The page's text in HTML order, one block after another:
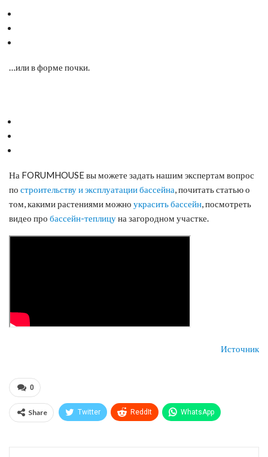
…или в форме почки.
На FORUMHOUSE вы можете задать нашим экспертам вопрос
по строительству и эксплуатации бассейна, почитать статью о
том, какими растениями можно украсить бассейн, посмотреть
видео про бассейн-теплицуна загородном участке.
Источник
0
Share Twitter ReddIt WhatsApp